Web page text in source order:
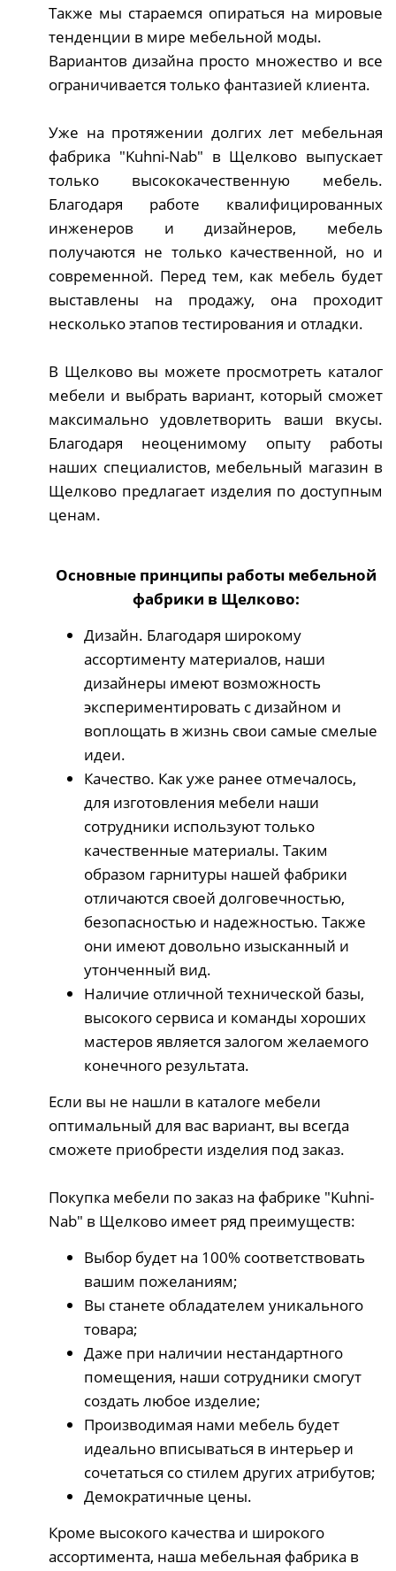
Также мы стараемся опираться на мировые
тенденции в мире мебельной моды.
Вариантов дизайна просто множество и все
ограничивается только фантазией клиента.
Уже на протяжении долгих лет мебельная
фабрика "Kuhni-Nab" в Щелково выпускает
только высококачественную мебель.
Благодаря работе квалифицированных
инженеров и дизайнеров, мебель
получаются не только качественной, но и
современной. Перед тем, как мебель будет
выставлены на продажу, она проходит
несколько этапов тестирования и отладки.
В Щелково вы можете просмотреть каталог
мебели и выбрать вариант, который сможет
максимально удовлетворить ваши вкусы.
Благодаря неоценимому опыту работы
наших специалистов, мебельный магазин в
Щелково предлагает изделия по доступным
ценам.
Основные принципы работы мебельной
фабрики в Щелково:
Дизайн. Благодаря широкому
ассортименту материалов, наши
дизайнеры имеют возможность
экспериментировать с дизайном и
воплощать в жизнь свои самые смелые
идеи.
Качество. Как уже ранее отмечалось,
для изготовления мебели наши
сотрудники используют только
качественные материалы. Таким
образом гарнитуры нашей фабрики
отличаются своей долговечностью,
безопасностью и надежностью. Также
они имеют довольно изысканный и
утонченный вид.
Наличие отличной технической базы,
высокого сервиса и команды хороших
мастеров является залогом желаемого
конечного результата.
Если вы не нашли в каталоге мебели
оптимальный для вас вариант, вы всегда
сможете приобрести изделия под заказ.
Покупка мебели по заказ на фабрике "Kuhni-
Nab" в Щелково имеет ряд преимуществ:
Выбор будет на 100% соответствовать
вашим пожеланиям;
Вы станете обладателем уникального
товара;
Даже при наличии нестандартного
помещения, наши сотрудники смогут
создать любое изделие;
Производимая нами мебель будет
идеально вписываться в интерьер и
сочетаться со стилем других атрибутов;
Демократичные цены.
Кроме высокого качества и широкого
ассортимента, наша мебельная фабрика в